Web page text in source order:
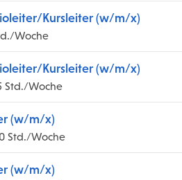
Kursleiter (w/m/x)
Woche
Kursleiter (w/m/x)
Std./Woche
(w/m/x)
Std./Woche
(w/m/x)